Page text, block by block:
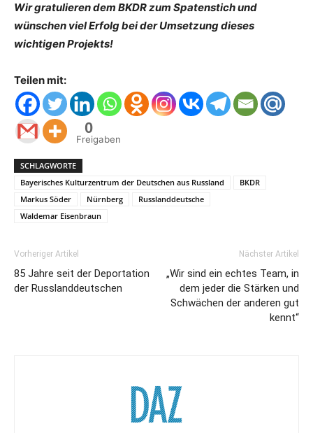
Wir gratulieren dem BKDR zum Spatenstich und
wünschen viel Erfolg bei der Umsetzung dieses
wichtigen Projekts!
Teilen mit:
0
Freigaben
SCHLAGWORTE
Bayerisches Kulturzentrum der Deutschen aus Russland
BKDR
Markus Söder
Nürnberg
Russlanddeutsche
Waldemar Eisenbraun
Vorheriger Artikel
85 Jahre seit der Deportation
der Russlanddeutschen
Nächster Artikel
„Wir sind ein echtes Team, in
dem jeder die Stärken und
Schwächen der anderen gut
kennt“